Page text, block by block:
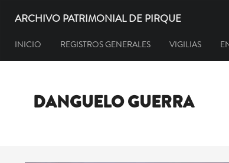
ARCHIVO PATRIMONIAL DE PIRQUE
INICIO
REGISTROS GENERALES VIGILIAS
DANGUELO GUERRA